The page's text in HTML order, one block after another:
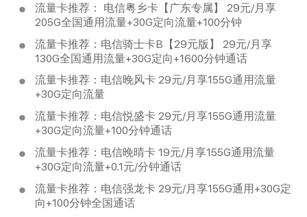
流量卡推荐： 电信粤乡卡【广东专属】 29元/月享
205G全国通用流量+30G定向流量+100分钟
流量卡推荐：电信骑士卡B【29元版】 29元/月享
130G全国通用流量+30G定向+1600分钟通话
流量卡推荐：电信晚风卡 29元/月享155G通用流量
+30G定向流量
流量卡推荐：电信悦盛卡 29元/月享155G通用流量
+30G定向流量+100分钟通话
流量卡推荐：电信晚晴卡 19元/月享155G通用流量
+30G定向流量+0.1元/分钟通话
流量卡推荐：电信强龙卡 29元/月享155G通用+30G定
向+100分钟全国通话